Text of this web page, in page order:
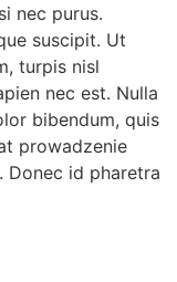
nec purus.
suscipit. Ut
turpis nisl
nec est. Nulla
bibendum, quis
prowadzenie
Donec id pharetra